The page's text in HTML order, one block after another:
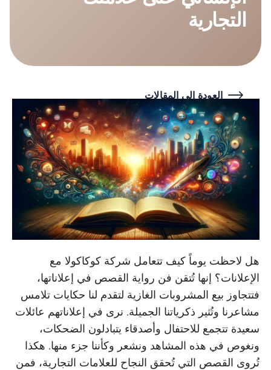
التجارية
العودة إلى المقالات
هل لاحظت يوماً كيف تتعامل شركة كوكاكولا مع
الإعلانات؟ إنها تُتقن فن رواية القصص في إعلاناتها،
فتتجاوز بيع المشروبات الغازية لتقدم لنا حكايات تلامس
مشاعرنا وتُثير ذكرياتنا الجميلة. نرى في إعلاناتهم عائلات
سعيدة تتجمع للاحتفال وأصدقاء يتبادلون الضحكات،
ونغوص في هذه المشاهد ونشعر وكأننا جزء منها. هكذا
تُروى القصص التي تُحقق النجاح للعلامات التجارية، فمن